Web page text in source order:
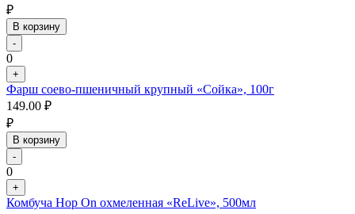
₽
В корзину
-
0
+
Фарш соево-пшеничный крупный «Сойка», 100г
149.00 ₽
₽
В корзину
-
0
+
Комбуча Hop On охмеленная «ReLive», 500мл